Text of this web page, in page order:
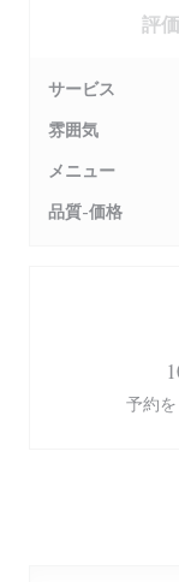
評
サービス
雰囲気
メニュー
品質-価格
予約